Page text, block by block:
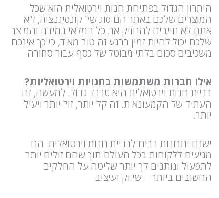
היתרון הגדול בפתיחת חנות וירטואלית הוא שכל
המוצרים שלכם באתר הם סוג של קונסיגנציה, ז”א
אתם לא חייבים להחזיק את כל המלאי במידה והמוצר
שלכם יכול להיות זמין ברגע זה טוב מאוד, כי כך אינכם
משכיבים סכום בלתי מבוטל של כסף עבור סחורה.
אילו חברות משתמשות בחנויות וירטואליות?
בניית חנות וירטואלית היא טרנד גדול. למעשה, זה
העתיד של הקמעונאות. זה קל יותר, זול יותר ויעיל
יותר.
ישנם יתרונות רבים לבניית חנות וירטואלית. הם
מגיעים ללקוחות בכל העולם תוך שהם זולים יותר
לתפעול ונותנים לך יותר שליטה על החלקים
החשובים ביותר – שיווק ועיצוב.